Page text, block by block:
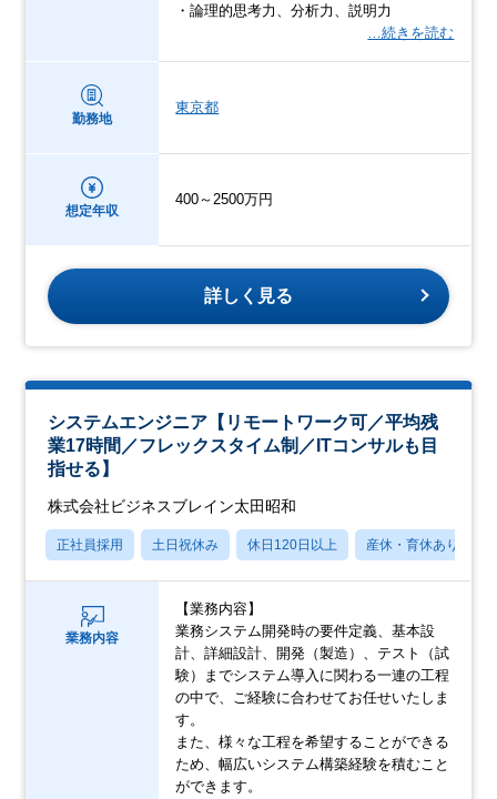
・論理的思考力、分析力、説明力
…続きを読む
勤務地
東京都
想定年収
400～2500万円
詳しく見る
システムエンジニア【リモートワーク可／平均残
業17時間／フレックスタイム制／ITコンサルも目
指せる】
株式会社ビジネスブレイン太田昭和
正社員採用 土日祝休み 休日120日以上 産休・育休あり
業務内容
【業務内容】
業務システム開発時の要件定義、基本設
計、詳細設計、開発（製造）、テスト（試
験）までシステム導入に関わる一連の工程
の中で、ご経験に合わせてお任せいたしま
す。
また、様々な工程を希望することができる
ため、幅広いシステム構築経験を積むこと
ができます。